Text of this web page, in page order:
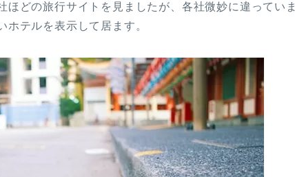
ほどの旅行サイトを見ましたが、各社微妙に違っていま
ホテルを表示して居ます。